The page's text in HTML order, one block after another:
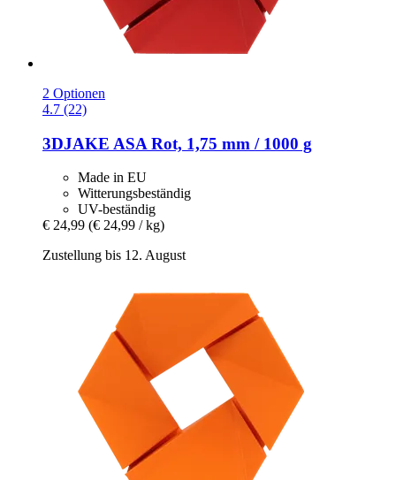
2 Optionen
4.7 (22)
3DJAKE ASA Rot, 1,75 mm / 1000 g
Made in EU
Witterungsbeständig
UV-beständig
€ 24,99 (€ 24,99 / kg)
Zustellung bis 12. August